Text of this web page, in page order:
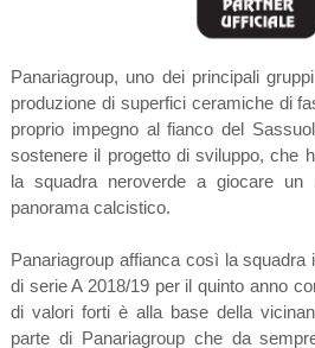
Panariagroup, uno dei principali
produzione di superfici ceramiche di
proprio impegno al fianco del
sostenere il progetto di sviluppo, che
la squadra neroverde a giocare un
panorama calcistico.
Panariagroup affianca così la squadra
di serie A 2018/19 per il quinto anno
di valori forti è alla base della
parte di Panariagroup che da